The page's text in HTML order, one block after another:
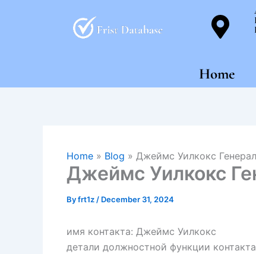
Home
Home » Blog » Джеймс Уилкокс
Джеймс Уилкокс
Byfrt1z / December 31, 2024
имя контакта: Джеймс Уилкокс
детали должностной функции